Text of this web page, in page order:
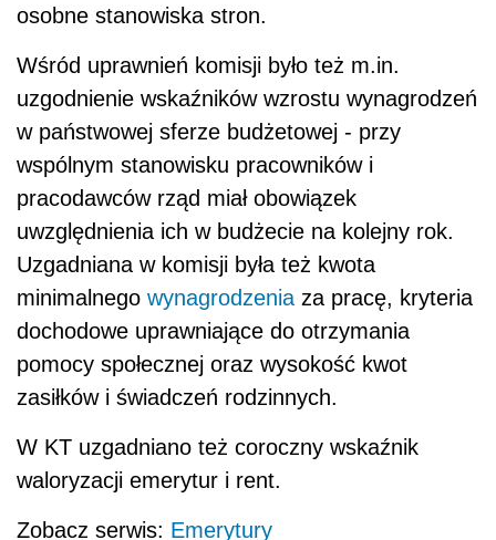
osobne stanowiska stron.
Wśród uprawnień komisji było też m.in.
uzgodnienie wskaźników wzrostu wynagrodzeń
w państwowej sferze budżetowej - przy
wspólnym stanowisku pracowników i
pracodawców rząd miał obowiązek
uwzględnienia ich w budżecie na kolejny rok.
Uzgadniana w komisji była też kwota
minimalnego wynagrodzenia za pracę, kryteria
dochodowe uprawniające do otrzymania
pomocy społecznej oraz wysokość kwot
zasiłków i świadczeń rodzinnych.
W KT uzgadniano też coroczny wskaźnik
waloryzacji emerytur i rent.
Zobacz serwis: Emerytury